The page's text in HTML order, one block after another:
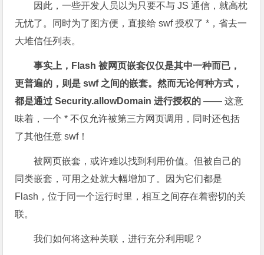
因此，一些开发人员以为只要不与 JS 通信，就高枕
无忧了。同时为了图方便，直接给 swf 授权了 *，省去一
大堆信任列表。
事实上，Flash 被网页嵌套仅仅是其中一种而已，
更普遍的，则是 swf 之间的嵌套。然而无论何种方式，
都是通过 Security.allowDomain 进行授权的 —— 这意
味着，一个 * 不仅允许被第三方网页调用，同时还包括
了其他任意 swf！
被网页嵌套，或许难以找到利用价值。但被自己的
同类嵌套，可用之处就大幅增加了。因为它们都是
Flash，位于同一个运行时里，相互之间存在着密切的关
联。
我们如何将这种关联，进行充分利用呢？